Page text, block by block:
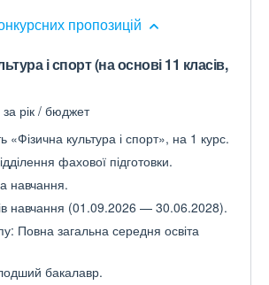
пропозицій
і спорт (на основі 11 класів,
рік / бюджет
«Фізична культура і спорт», на 1 курс.
фахової підготовки.
навчання.
навчання (01.09.2026 — 30.06.2028).
Повна загальна середня освіта
бакалавр.